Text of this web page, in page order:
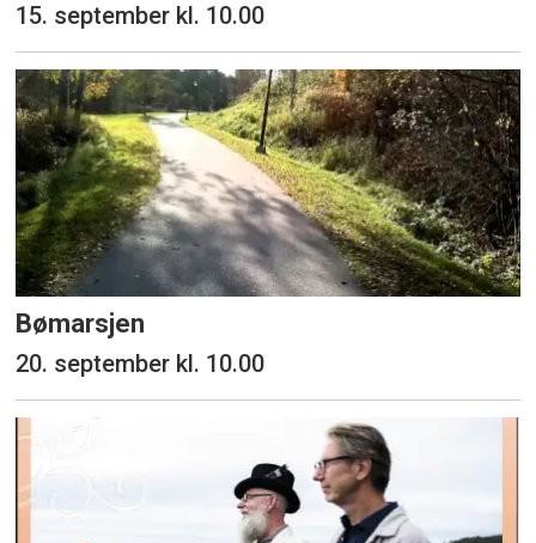
15. september kl. 10.00
Bømarsjen
20. september kl. 10.00